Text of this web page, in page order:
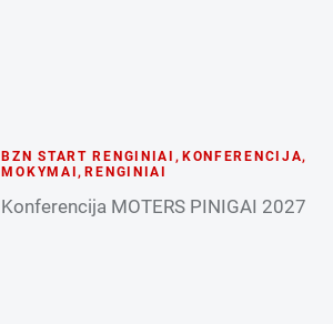
BZN START RENGINIAI , KONFERENCIJA,
MOKYMAI ,RENGINIAI
Konferencija MOTERS PINIGAI 2027